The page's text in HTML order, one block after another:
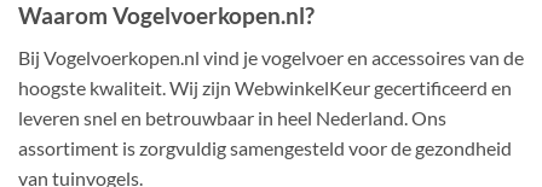
Waarom Vogelvoerkopen.nl?
Bij Vogelvoerkopen.nl vind je vogelvoer en accessoires van de
hoogste kwaliteit. Wij zijn WebwinkelKeur gecertificeerd en
leveren snel en betrouwbaar in heel Nederland. Ons
assortiment is zorgvuldig samengesteld voor de gezondheid
van tuinvogels.